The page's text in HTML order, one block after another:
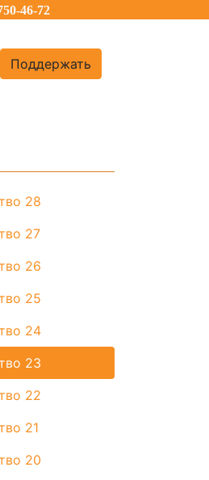
46-72
Поддержать
28
27
26
25
24
23
22
21
20